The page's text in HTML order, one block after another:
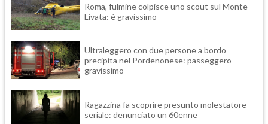
Roma, fulmine colpisce uno scout sul Monte
Livata: è gravissimo
Ultraleggero con due persone a bordo
precipita nel Pordenonese: passeggero
gravissimo
Ragazzina fa scoprire presunto molestatore
seriale: denunciato un 60enne